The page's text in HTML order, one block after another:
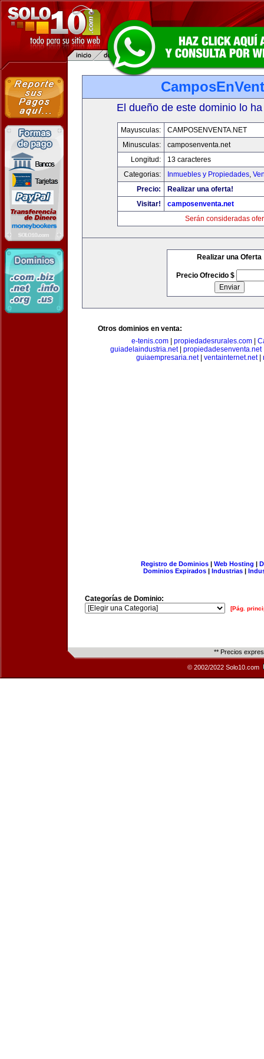
El dueño de este dominio lo
Mayusculas:
CAMPOSENVENTA.NET
Minusculas:
camposenventa.net
Longitud:
13 caracteres
Categorias:
Inmuebles y Propiedades,
Precio:
Realizar una oferta!
Visitar!
camposenventa.net
Serán consideradas
Realizar una Oferta
Precio Ofrecido $
Otros dominios en venta:
e-tenis.com
propiedadesrurales.com
guiadelaindustria.net propiedadesenventa.net
guiaempresaria.net| ventainternet.net|
Registro de Dominios| Web Hosting |
Dominios Expirados | Industrias |
Categorías de Dominio:
[Pág.
** Precios
© 2002/2022 Solo10.com